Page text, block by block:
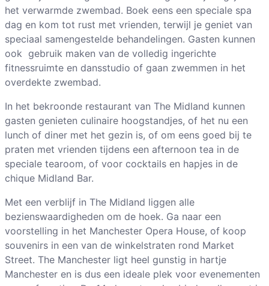
het verwarmde zwembad. Boek eens een speciale spa
dag en kom tot rust met vrienden, terwijl je geniet van
speciaal samengestelde behandelingen. Gasten kunnen
ook gebruik maken van de volledig ingerichte
fitnessruimte en dansstudio of gaan zwemmen in het
overdekte zwembad.
In het bekroonde restaurant van The Midland kunnen
gasten genieten culinaire hoogstandjes, of het nu een
lunch of diner met het gezin is, of om eens goed bij te
praten met vrienden tijdens een afternoon tea in de
speciale tearoom, of voor cocktails en hapjes in de
chique Midland Bar.
Met een verblijf in The Midland liggen alle
bezienswaardigheden om de hoek. Ga naar een
voorstelling in het Manchester Opera House, of koop
souvenirs in een van de winkelstraten rond Market
Street. The Manchester ligt heel gunstig in hartje
Manchester en is dus een ideale plek voor evenementen